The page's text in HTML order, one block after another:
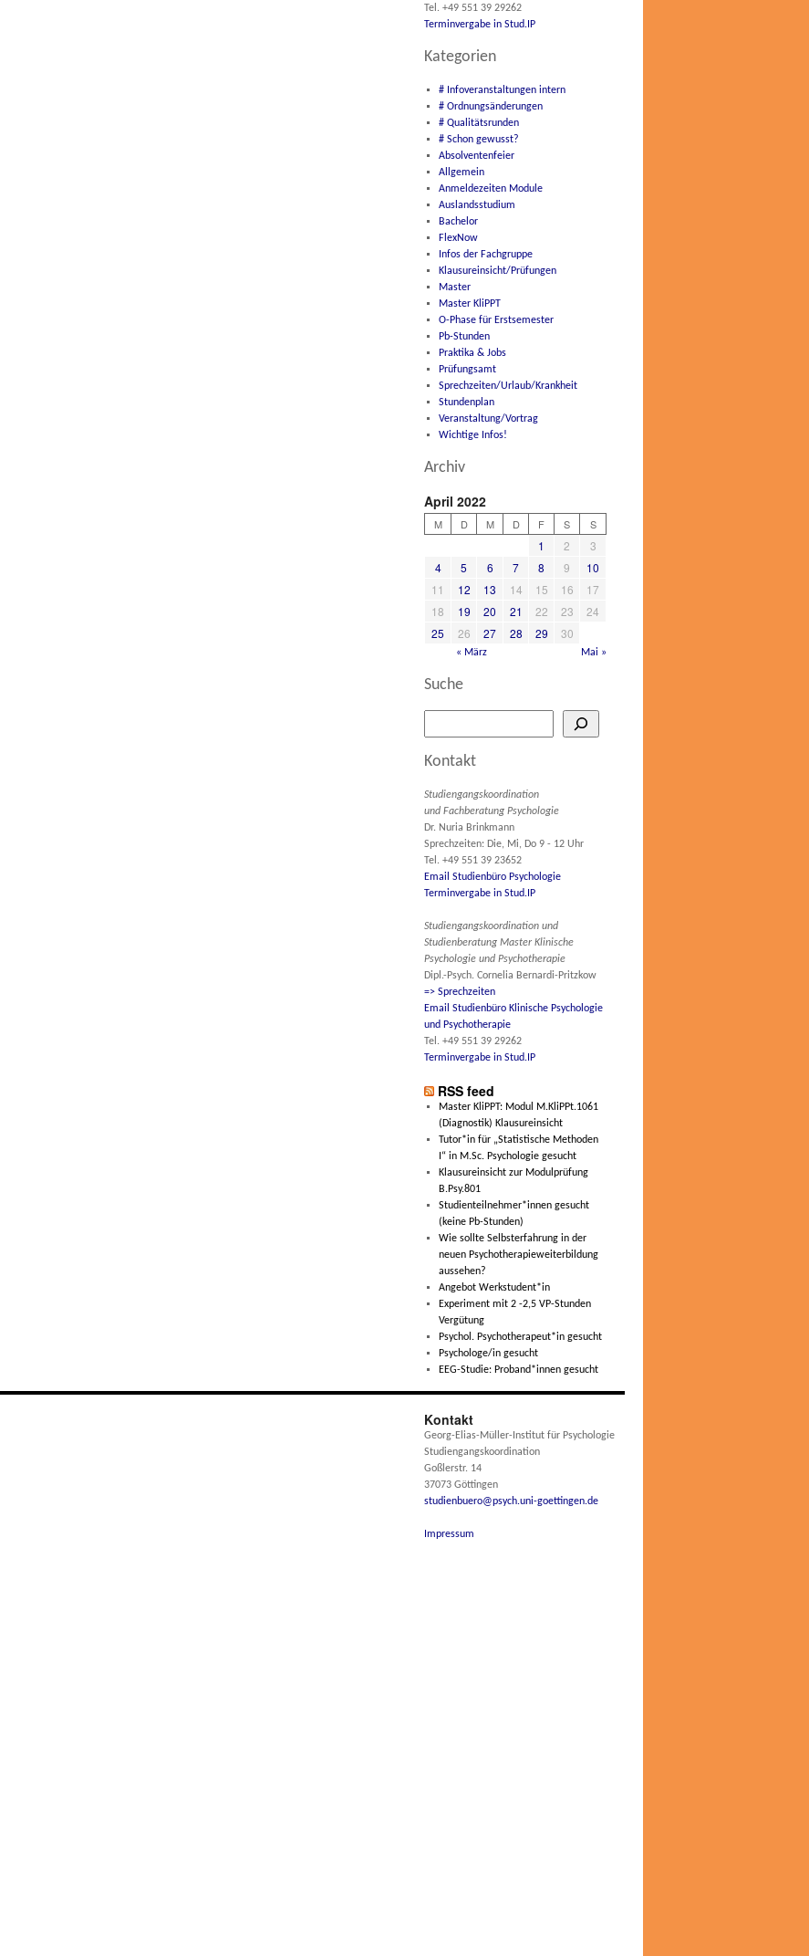
Tel. +49 551 39 29262
Terminvergabe in Stud.IP
Kategorien
# Infoveranstaltungen intern
# Ordnungsänderungen
# Qualitätsrunden
# Schon gewusst?
Absolventenfeier
Allgemein
Anmeldezeiten Module
Auslandsstudium
Bachelor
FlexNow
Infos der Fachgruppe
Klausureinsicht/Prüfungen
Master
Master KliPPT
O-Phase für Erstsemester
Pb-Stunden
Praktika & Jobs
Prüfungsamt
Sprechzeiten/Urlaub/Krankheit
Stundenplan
Veranstaltung/Vortrag
Wichtige Infos!
Archiv
April 2022
M D M D F S S
1 2
3
4
5 6 7 8 9
10
11
12 13 14 15 16
17
18
19 20 21 22 23
24
25
26 27 28 29 30
« März Mai »
Suche
Kontakt
Studiengangskoordination
und Fachberatung Psychologie
Dr. Nuria Brinkmann
Sprechzeiten: Die, Mi, Do 9 - 12 Uhr
Tel. +49 551 39 23652
Email Studienbüro Psychologie
Terminvergabe in Stud.IP
Studiengangskoordination und
Studienberatung Master Klinische
Psychologie und Psychotherapie
Dipl.-Psych. Cornelia Bernardi-Pritzkow
=> Sprechzeiten
Email Studienbüro Klinische Psychologie
und Psychotherapie
Tel. +49 551 39 29262
Terminvergabe in Stud.IP
RSS feed
Master KliPPT: Modul M.KliPPt.1061
(Diagnostik) Klausureinsicht
Tutor*in für „Statistische Methoden
I“ in M.Sc. Psychologie gesucht
Klausureinsicht zur Modulprüfung
B.Psy.801
Studienteilnehmer*innen gesucht
(keine Pb-Stunden)
Wie sollte Selbsterfahrung in der
neuen Psychotherapieweiterbildung
aussehen?
Angebot Werkstudent*in
Experiment mit 2 -2,5 VP-Stunden
Vergütung
Psychol. Psychotherapeut*in gesucht
Psychologe/in gesucht
EEG-Studie: Proband*innen gesucht
Kontakt
Georg-Elias-Müller-Institut für Psychologie
Studiengangskoordination
Goßlerstr. 14
37073 Göttingen
studienbuero@psych.uni-goettingen.de
Impressum